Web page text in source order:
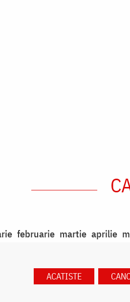
februarie martie aprilie
ACATISTE